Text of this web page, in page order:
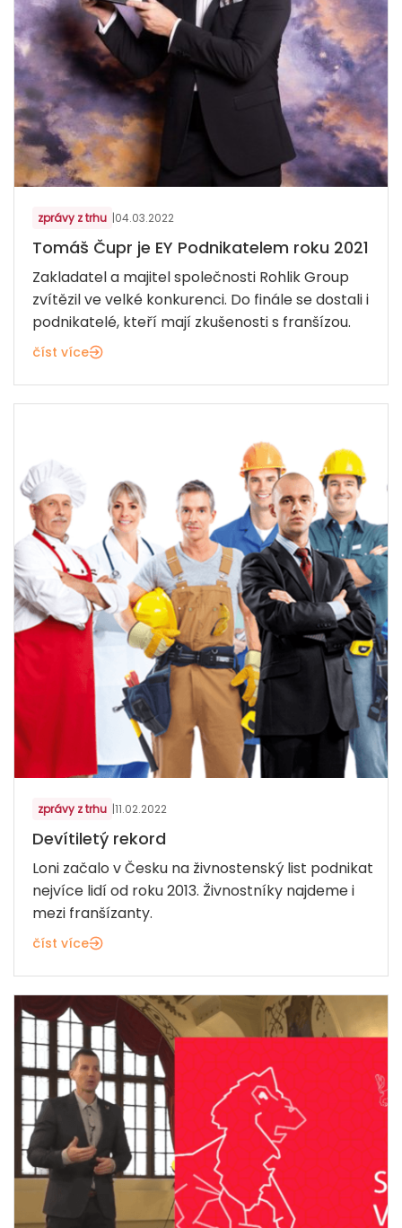
zprávy z trhu |04.03.2022
Tomáš Čupr je EY Podnikatelem roku 2021
Zakladatel a majitel společnosti Rohlik Group
zvítězil ve velké konkurenci. Do finále se dostali i
podnikatelé, kteří mají zkušenosti s franšízou.
číst více
zprávy z trhu |11.02.2022
Devítiletý rekord
Loni začalo v Česku na živnostenský list podnikat
nejvíce lidí od roku 2013. Živnostníky najdeme i
mezi franšízanty.
číst více